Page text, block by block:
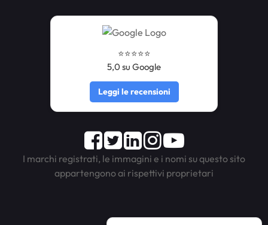
⭐️⭐️⭐️⭐️⭐️
5,0 su Google
Leggi le recensioni
Facebook
TwitterLinkedInInstagram
Youtube
I marchi registrati, le immagini e i nomi su questo sito
appartengono ai rispettivi proprietari